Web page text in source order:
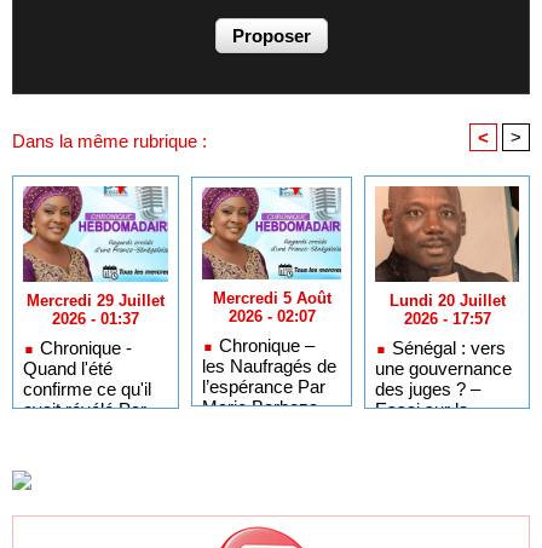
Dans la même rubrique : < >
Mercredi 29 Juillet
2026 - 01:37
Chronique -
Quand l'été
confirme ce qu'il
avait révélé Par
Regards Croisés
d’une Franco-
Sénégalaise
Mercredi 5 Août
2026 - 02:07
Chronique –
les Naufragés de
l’espérance Par
Marie Barboza
Lundi 20 Juillet
2026 - 17:57
Sénégal : vers
une gouvernance
des juges ? –
Essai sur la